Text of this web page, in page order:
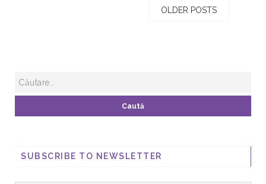
OLDER POSTS
SUBSCRIBE TO NEWSLETTER